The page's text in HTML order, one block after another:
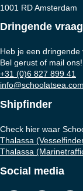
1001 RD Amsterdam
Dringende
Heb je een dringende
Bel gerust of mail ons!
+31 (0)6 827 899 41
info@schoolatsea.com
Shipfinder
Check hier waar
Thalassa
Thalassa
Social media